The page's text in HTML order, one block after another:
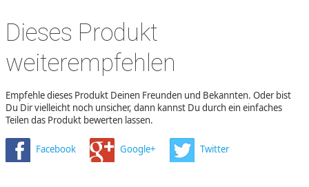
Dieses Produkt
weiterempfehlen
Empfehle dieses Produkt Deinen Freunden und Bekannten. Oder bist
Du Dir vielleicht noch unsicher, dann kannst Du durch ein einfaches
Teilen das Produkt bewerten lassen.
Facebook Google+ Twitter